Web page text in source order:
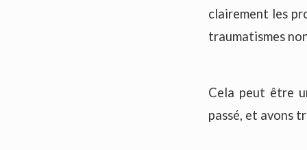
clairement les
traumatismes
Cela peut être
passé, et avons